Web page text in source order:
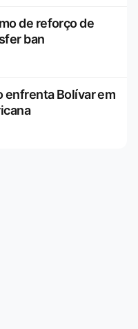
de reforço de
ban
enfrenta Bolívar em